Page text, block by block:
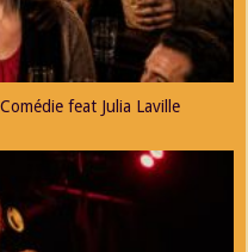
feat Julia Laville